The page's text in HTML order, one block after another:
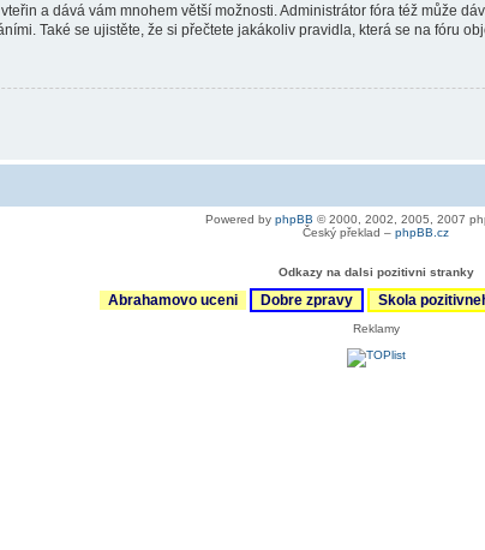
a dává vám mnohem větší možnosti. Administrátor fóra též může
Také se ujistěte, že si přečtete jakákoliv pravidla, která se na fóru
Powered by phpBB © 2000, 2002, 2005, 2007
Český překlad – phpBB.cz
Odkazy na dalsi pozitivni stranky
Abrahamovo uceni Dobre zpravy Skola
Reklamy